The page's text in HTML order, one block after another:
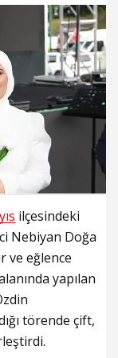
ilçesindeki
Nebiyan Doğa
ve eğlence
yapılan
törende çift,